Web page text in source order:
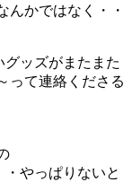
んかではなく・・
ッズがまたまた
って連絡くださる
やっぱりないと